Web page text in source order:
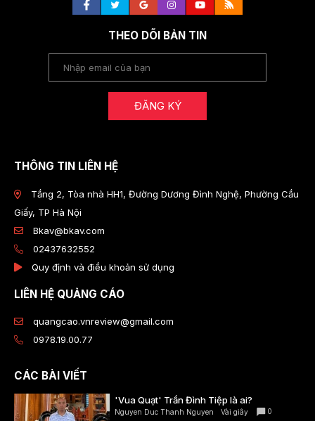
THEO DÕI BẢN TIN
ĐĂNG KÝ
THÔNG TIN LIÊN HỆ
Tầng 2, Tòa nhà HH1, Đường Dương Đình Nghệ, Phường Cầu
Giấy, TP Hà Nội
Bkav@bkav.com
02437632552
Quy định và điều khoản sử dụng
LIÊN HỆ QUẢNG CÁO
quangcao.vnreview@gmail.com
0978.19.00.77
CÁC BÀI VIẾT
'Vua Quạt' Trần Đình Tiệp là ai?
Nguyen Duc Thanh Nguyen Vài giây 0